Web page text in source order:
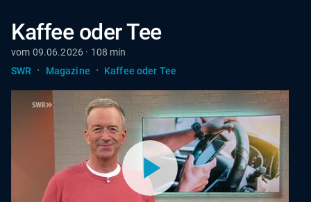
Kaffee oder Tee
vom 09.06.2026 · 108 min
SWR
· Magazine · Kaffee oder Tee